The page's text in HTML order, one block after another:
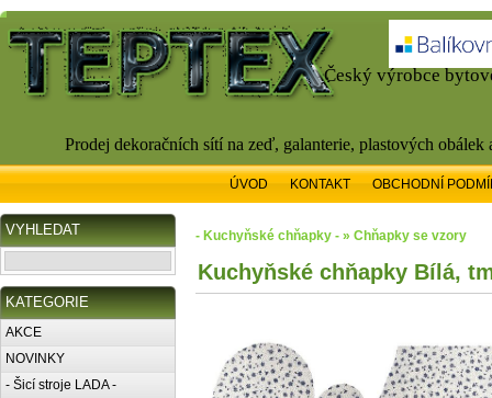
Český výrobce
Prodej dekoračních sítí na zeď, galanterie, plastových
ÚVOD KONTAKT OBCHODNÍ
VYHLEDAT
KATEGORIE
AKCE
NOVINKY
- Šicí stroje LADA -
- Kuchyňské chňapky - » Chňapky se vzory
Kuchyňské chňapky Bílá,